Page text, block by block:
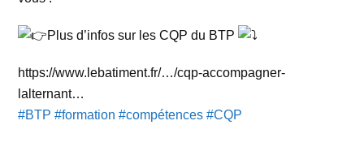
Plus d’infos sur les CQP du BTP
https://www.lebatiment.fr/…/cqp-accompagner-
lalternant…
#BTP #formation #compétences #CQP